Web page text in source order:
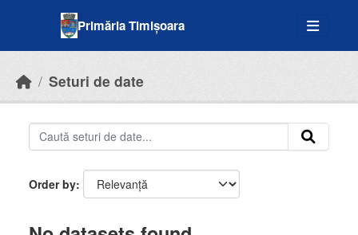
Primăria Timișoara
Seturi de date
Order by